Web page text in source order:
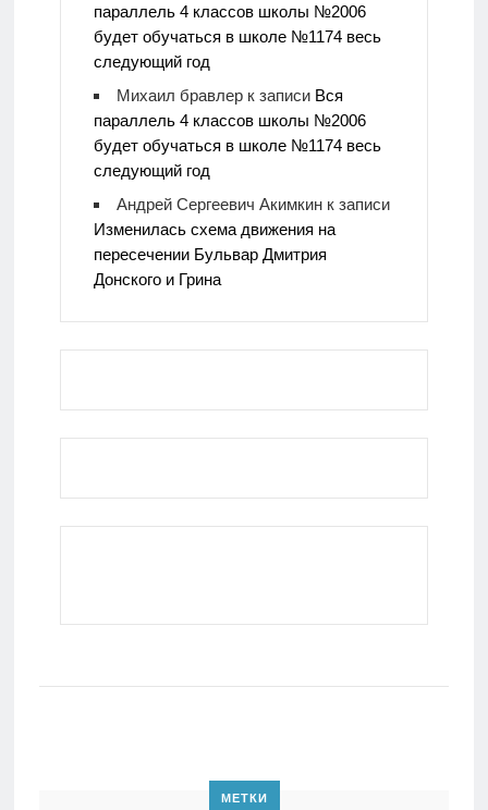
параллель 4 классов школы №2006
будет обучаться в школе №1174 весь
следующий год
Михаил бравлерк записи Вся
параллель 4 классов школы №2006
будет обучаться в школе №1174 весь
следующий год
Андрей Сергеевич Акимкинк записи
Изменилась схема движения на
пересечении Бульвар Дмитрия
Донского и Грина
МЕТКИ